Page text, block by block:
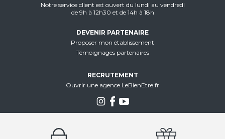
Notre service client est ouvert du lundi au vendredi
de 9h à 12h30 et de 14h à 18h
DEVENIR PARTENAIRE
Proposer mon établissement
Témoignages partenaires
RECRUTEMENT
Ouvrir une agence LeBienEtre.fr